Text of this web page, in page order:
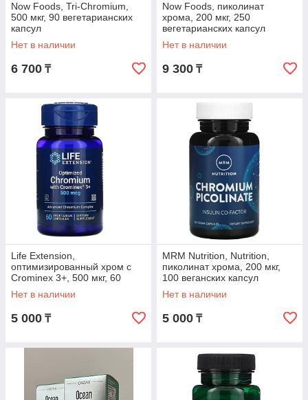
Now Foods, Tri-Chromium,
500 мкг, 90 вегетарианских
капсул
Нет в наличии
6 700 ₸
Now Foods, пиколинат
хрома, 200 мкг, 250
вегетарианских капсул
Нет в наличии
9 300 ₸
Life Extension,
оптимизированный хром с
Crominex 3+, 500 мкг, 60
вегетарианских капсул
Нет в наличии
5 000 ₸
MRM Nutrition, Nutrition,
пиколинат хрома, 200 мкг,
100 веганских капсул
Нет в наличии
5 000 ₸